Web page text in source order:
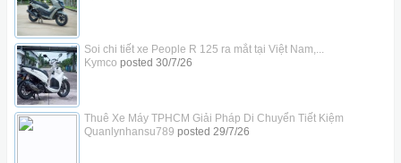
Soi chi tiết xe People R 125 ra mắt tại Việt Nam,...
Kymco posted 30/7/26
Thuê Xe Máy TPHCM Giải Pháp Di Chuyển Tiết Kiệm
Quanlynhansu789 posted 29/7/26